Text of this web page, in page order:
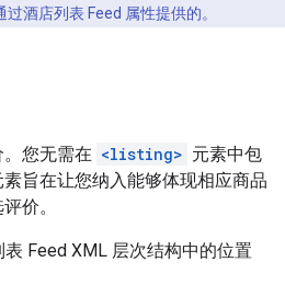
酒店列表 Feed 属性提供的。
您无需在 <listing> 元素中包
旨在让您纳入能够体现相应商品
价。
Feed XML 层次结构中的位置